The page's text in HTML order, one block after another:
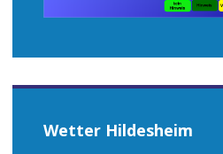
Wetter Hildesheim